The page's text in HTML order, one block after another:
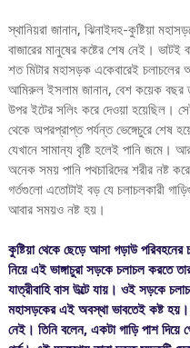
স্থানিয়রা জানান, ঝিনাইদহ-কুষ্টিয়া
বাজারের মানুষের কষ্টের শেষ নেই। ভাটই
শত মিটার মহাসড়ক একেবারেই চলাচলের
আমিরুল ইসলাম জানান, বেশ কয়েক বছর
উপর ইটের সলিং করে দেওয়া হয়েছিল।
থেকে অপরপ্রাপ্ত পর্যন্ত ভেঙ্গেচুরে শেষ
যেখানে সামান্য বৃষ্টি হলেই পানি জমে।
অনেক সময় পানি পথচারিদের শরীর নষ্ট
গর্তগুলো এতোটাই বড় যে চলাচলকারী
আবার সময়ও নষ্ট হয়।
কুষ্টিয়া থেকে ছেড়ে আসা গড়াউ
নিয়ে এই ভাঙ্গাচুরা সড়কে চলাচল করতে
যাত্রীবাহি বাস উল্টে যায়। ওই সড়কে
মহাসড়কের এই অবস্থা ভাবতেই কষ্ট হয়।
নেই। তিনি বলেন, একটা গাড়ি পাশ দিয়ে